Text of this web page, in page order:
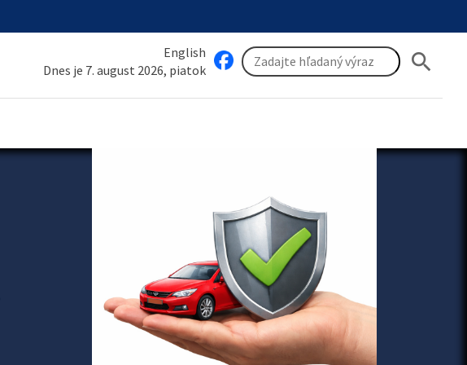
English
Dnes je 7. august 2026, piatok
search